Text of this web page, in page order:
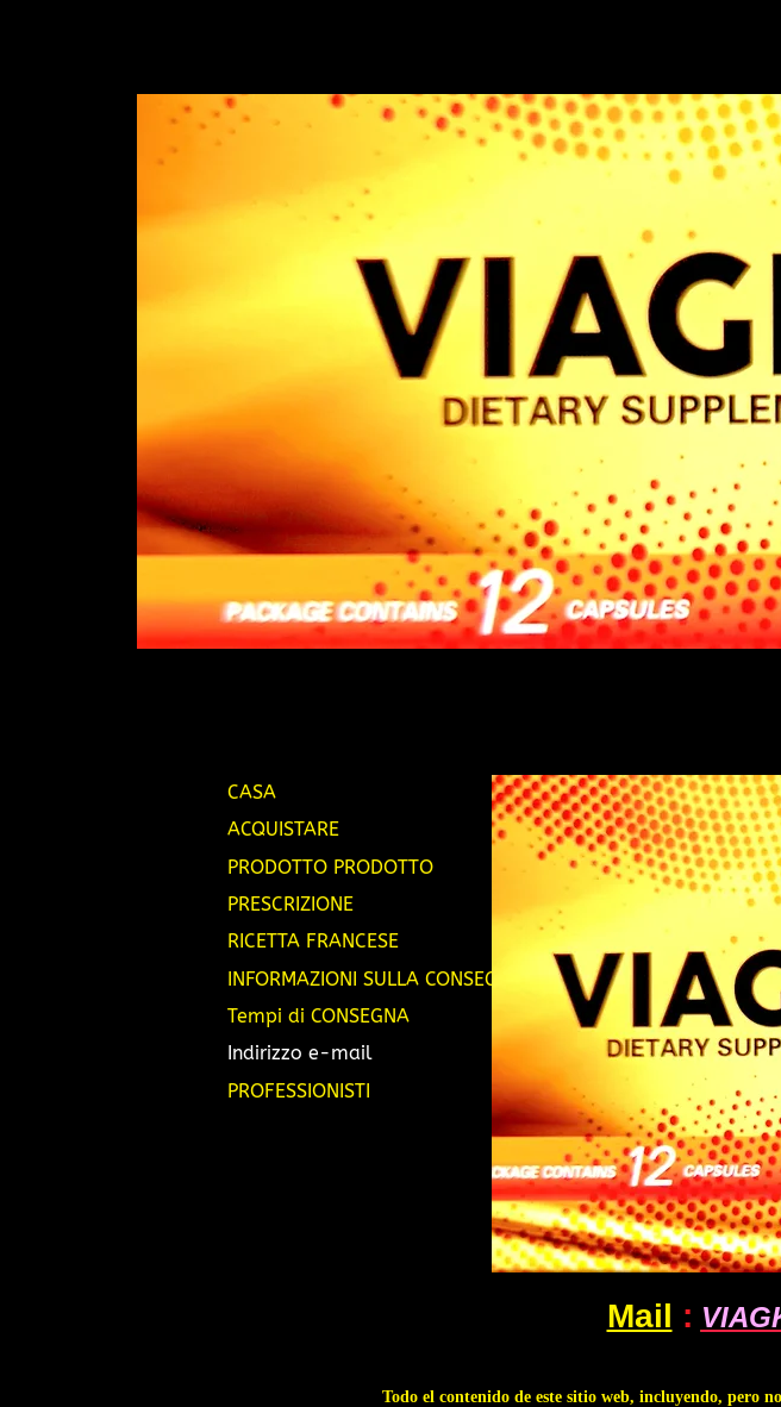
CASA
ACQUISTARE
PRODOTTO PRODOTTO
PRESCRIZIONE
RICETTA FRANCESE
INFORMAZIONI SULLA CONSEGNA
Tempi di CONSEGNA
Indirizzo e-mail
PROFESSIONISTI
Mail :
Todo el contenido de este sitio web, incluyendo, pero